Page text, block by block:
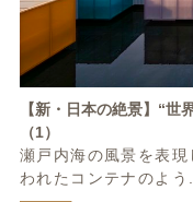
【新・日本の絶景】“世
（1）
瀬戸内海の風景を表
われたコンテナのよう